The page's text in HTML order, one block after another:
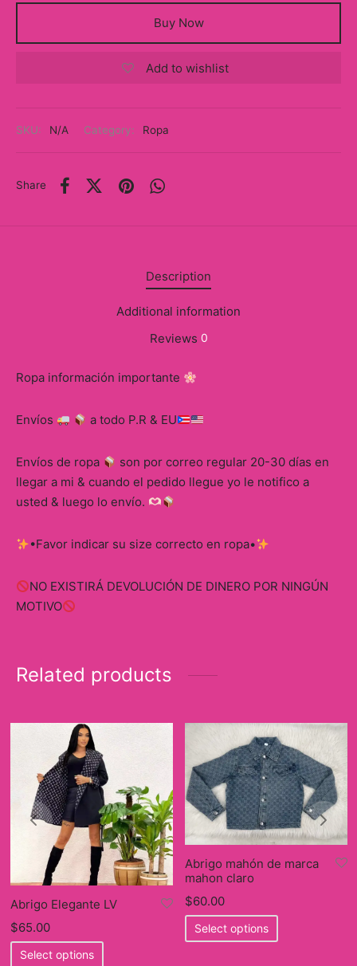
Buy Now
Add to wishlist
SKU: N/A Category: Ropa
Share
Description
Additional information
Reviews 0
Ropa información importante
Envíos a todo P.R & EU
Envíos de ropa
son por correo regular 20-30 días en
llegar a mi & cuando el pedido llegue yo le notifico a
usted & luego lo envío.
•Favor indicar su size correcto en ropa•
NO EXISTIRÁ DEVOLUCIÓN DE DINERO POR NINGÚN
MOTIVO
Related products
Abrigo Elegante LV
$65.00
Select options
This
Abrigo mahón de marca
mahon claro
$60.00
Select options
This
product